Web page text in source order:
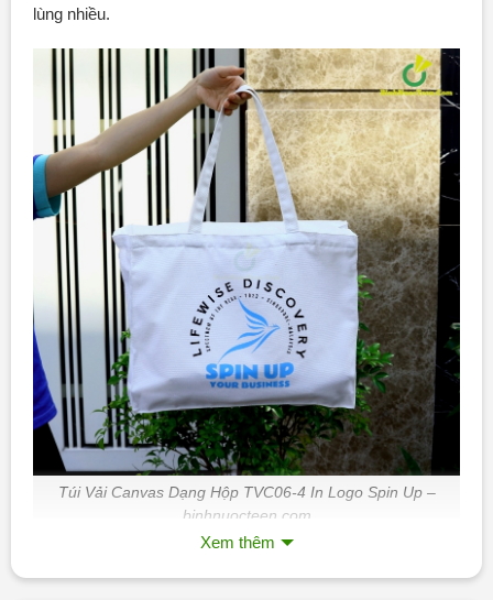
lùng nhiều.
Túi Vải Canvas Dạng Hộp TVC06-4 In Logo Spin Up –
binhnuocteen.com
Thông tin sản phẩm:
Xem thêm